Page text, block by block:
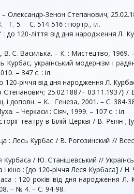
Олександр-Зенон Степанович;
- Т. 5. – С. 514-516 : портр., іл.
120-ліття від дня народження Л.
В. С. Василька. – К. : Мистецтво, 1969.
український модернізм і
– 347 с. : іл.
річчя від дня народження Л.
25.02.1887– 03.11.1937) /
і доповн. – К. : Генеза, 2001. – С. 384-
– Черкаси : Сіяч, 1999. – 107 с. : іл.
театру в Білій Церкві / В.
: Лесь Курбас / В. Рогозинский //
/ Ю. Станішевський //
кіно : [до 120-річчя Леся Курбаса] /
: 120 років від дня народження
– № 4. – С. 94-98.